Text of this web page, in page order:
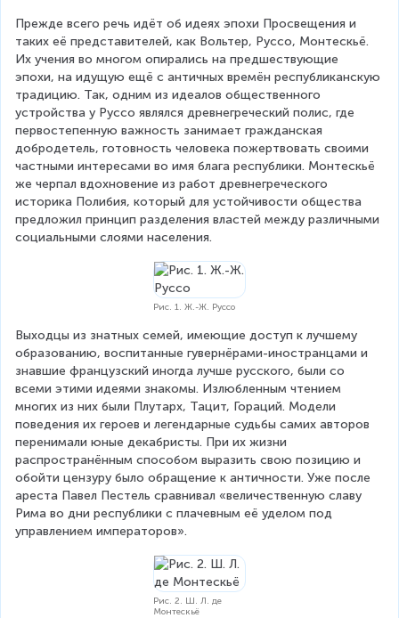
Прежде всего речь идёт об идеях эпохи Просвещения и
таких её представителей, как Вольтер, Руссо, Монтескьё.
Их учения во многом опирались на предшествующие
эпохи, на идущую ещё с античных времён республиканскую
традицию. Так, одним из идеалов общественного
устройства у Руссо являлся древнегреческий полис, где
первостепенную важность занимает гражданская
добродетель, готовность человека пожертвовать своими
частными интересами во имя блага республики. Монтескьё
же черпал вдохновение из работ древнегреческого
историка Полибия, который для устойчивости общества
предложил принцип разделения властей между различными
социальными слоями населения.
Рис. 1. Ж.-Ж. Руссо
Выходцы из знатных семей, имеющие доступ к лучшему
образованию, воспитанные гувернёрами-иностранцами и
знавшие французский иногда лучше русского, были со
всеми этими идеями знакомы. Излюбленным чтением
многих из них были Плутарх, Тацит, Гораций. Модели
поведения их героев и легендарные судьбы самих авторов
перенимали юные декабристы. При их жизни
распространённым способом выразить свою позицию и
обойти цензуру было обращение к античности. Уже после
ареста Павел Пестель сравнивал «величественную славу
Рима во дни республики с плачевным её уделом под
управлением императоров».
Рис. 2. Ш. Л. де
Монтескьё